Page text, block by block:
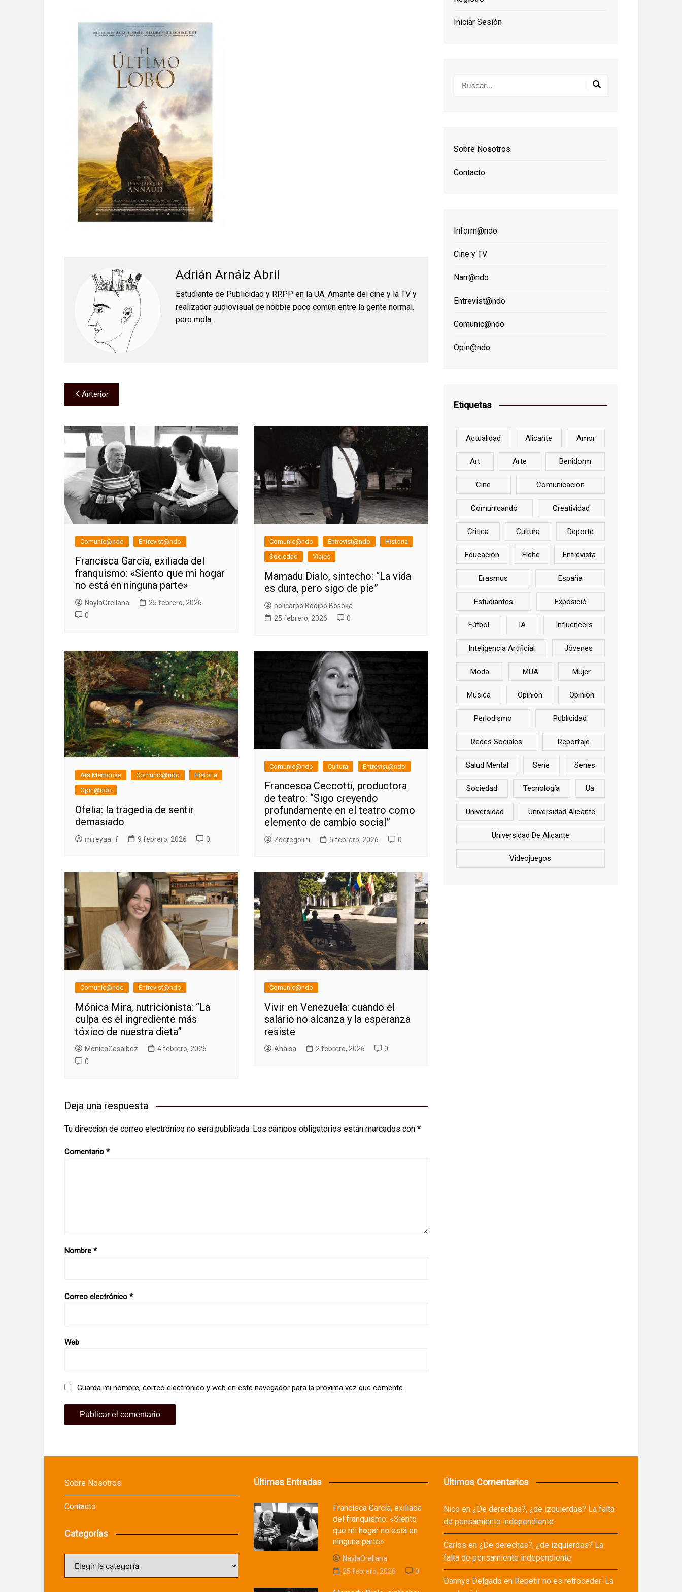
Adrián Arnáiz Abril
Estudiante de Publicidad y RRPP en la UA. Amante del cine y la TV y
realizador audiovisual de hobbie poco común entre la gente normal,
pero mola.
Navegación
de
entradas
Anterior
Comunic@ndo Entrevist@ndo
Francisca García, exiliada del
franquismo: «Siento que mi hogar
no está en ninguna parte»
NaylaOrellana
25 febrero, 2026
0
Comunic@ndo Entrevist@ndo
Historia
Sociedad
Viajes
Mamadu Dialo, sintecho: “La vida
es dura, pero sigo de pie”
policarpo Bodipo Bosoka
25 febrero, 2026
0
Ars Memoriae Comunic@ndo
Historia
Opin@ndo
Ofelia: la tragedia de sentir
demasiado
mireyaa_f 9 febrero, 2026 0
Comunic@ndo Cultura Entrevist@ndo
Francesca Ceccotti, productora
de teatro: “Sigo creyendo
profundamente en el teatro como
elemento de cambio social”
Zoeregolini 5 febrero, 2026 0
Comunic@ndo Entrevist@ndo
Mónica Mira, nutricionista: “La
culpa es el ingrediente más
tóxico de nuestra dieta”
MonicaGosalbez
4 febrero, 2026
0
Comunic@ndo
Vivir en Venezuela: cuando el
salario no alcanza y la esperanza
resiste
AnaIsa 2 febrero, 2026 0
Deja una respuesta
Tu dirección de correo electrónico no será publicada. Los campos obligatorios están marcados con *
Comentario *
Nombre *
Correo electrónico *
Web
Guarda mi nombre, correo electrónico y web en este navegador para la próxima vez que comente.
Iniciar Sesión
Sobre Nosotros
Contacto
Inform@ndo
Cine y TV
Narr@ndo
Entrevist@ndo
Comunic@ndo
Opin@ndo
Etiquetas
Actualidad Alicante Amor
Art Arte Benidorm
Cine Comunicación
Comunicando Creatividad
Critica Cultura Deporte
Educación Elche Entrevista
Erasmus España
Estudiantes Exposició
Fútbol IA Influencers
Inteligencia Artificial Jóvenes
Moda MUA Mujer
Musica Opinion Opinión
Periodismo Publicidad
Redes Sociales Reportaje
Salud Mental Serie Series
Sociedad Tecnología Ua
Universidad Universidad Alicante
Universidad De Alicante
Videojuegos
Sobre Nosotros
Contacto
Categorías
Últimas Entradas
Francisca García, exiliada
del franquismo: «Siento
que mi hogar no está en
ninguna parte»
NaylaOrellana
25 febrero, 2026
0
Últimos Comentarios
Nicoen ¿De derechas?, ¿de izquierdas? La falta
de pensamiento independiente
Carlos en ¿De derechas?, ¿de izquierdas? La
falta de pensamiento independiente
Dannys Delgadoen Repetir no es retroceder: La